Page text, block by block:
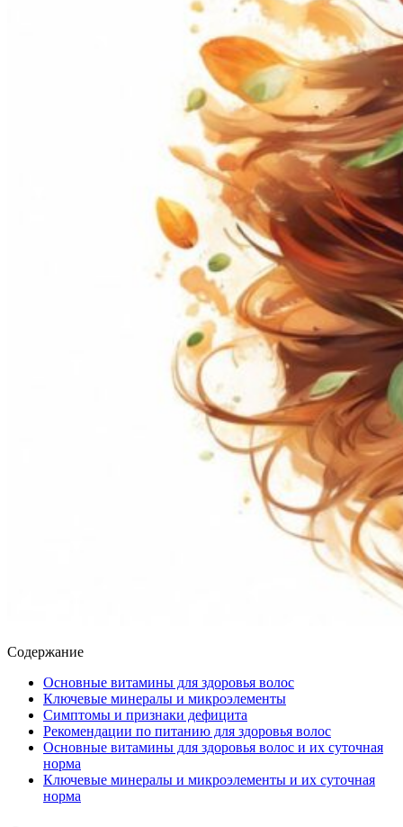
Содержание
Основные витамины для здоровья волос
Ключевые минералы и микроэлементы
Симптомы и признаки дефицита
Рекомендации по питанию для здоровья волос
Основные витамины для здоровья волос и их суточная
норма
Ключевые минералы и микроэлементы и их суточная
норма